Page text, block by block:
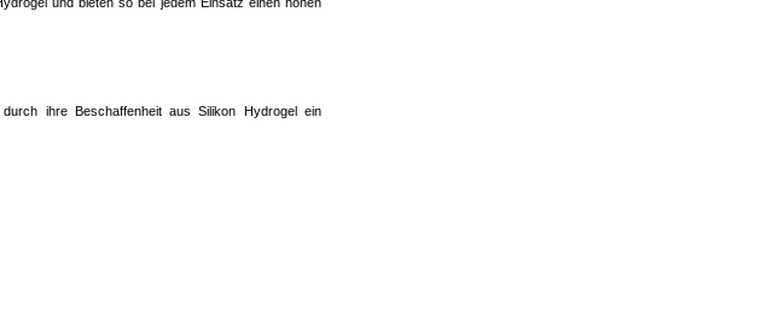
ihre Beschaffenheit aus Silikon Hydrogel ein